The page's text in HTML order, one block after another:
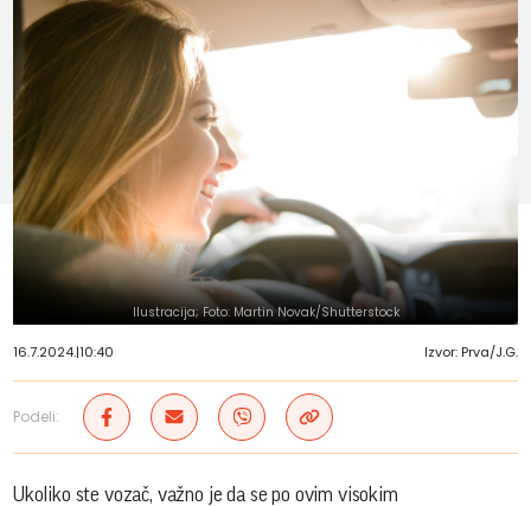
Ilustracija; Foto: Martin Novak/Shutterstock
16.7.2024.|10:40 Izvor: Prva/J.G.
Podeli:
Ukoliko ste vozač, važno je da se po ovim visokim